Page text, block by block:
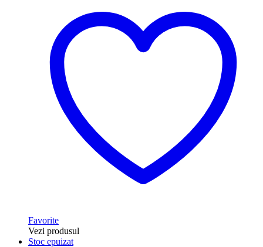
Favorite
Vezi produsul
Stoc epuizat